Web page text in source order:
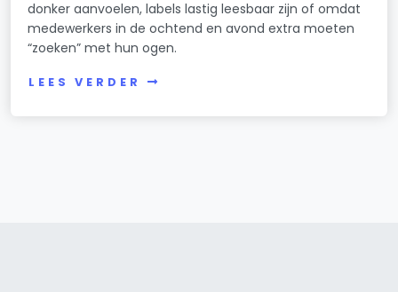
donker aanvoelen, labels lastig leesbaar zijn of omdat
medewerkers in de ochtend en avond extra moeten
“zoeken” met hun ogen.
LEES VERDER